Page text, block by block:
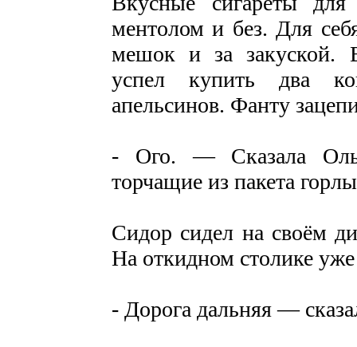
ментолом и без. Для
мешок и за закуской.
успел купить два
апельсинов. Фанту
- Ого. — Сказала
торчащие из пакета
Сидор сидел на своём
На откидном столике
- Дорога дальняя —